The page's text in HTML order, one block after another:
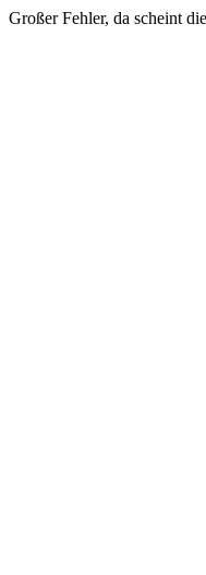
Großer Fehler, da scheint